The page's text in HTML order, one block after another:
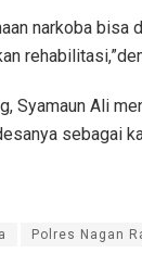
narkoba bisa
Syamaun Ali
sebagai
Polres Nagan